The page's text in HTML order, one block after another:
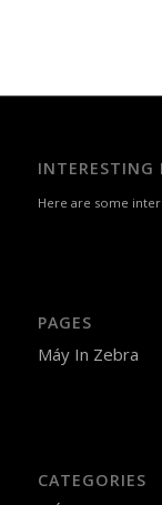
INTERESTING
Here are some
PAGES
Máy In Zebra
CATEGORIES